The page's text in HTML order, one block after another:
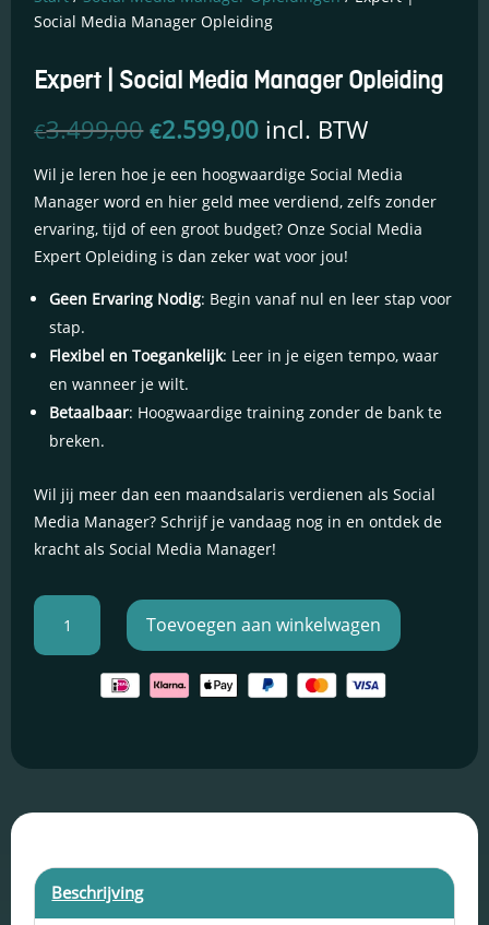
Social Media Manager Opleiding
Expert | Social Media Manager Opleiding
€3.499,00Oorspronkelijke
was:
€3.499,00.
€2.599,00Huidige
is:
€2.599,00.
incl. BTW
Wil je leren hoe je een hoogwaardige Social Media
Manager word en hier geld mee verdiend, zelfs zonder
ervaring, tijd of een groot budget? Onze Social Media
Expert Opleiding is dan zeker wat voor jou!
Geen Ervaring Nodig: Begin vanaf nul en leer stap voor
stap.
Flexibel en Toegankelijk: Leer in je eigen tempo, waar
en wanneer je wilt.
Betaalbaar: Hoogwaardige training zonder de bank te
breken.
Wil jij meer dan een maandsalaris verdienen als Social
Media Manager? Schrijf je vandaag nog in en ontdek de
kracht als Social Media Manager!
Expert
Social
Toevoegen aan winkelwagen
Beschrijving
Essentiële Cookies
Deze cookies maken
kernfunctionaliteiten
mogelijk, zoals
beveiliging,
en netwerkbeheer.
Deze cookies
kunnen niet worden
Schakel
marketingcookies
Deze cookies
worden gebruikt
om de effectiviteit
van advertenties bij
te houden om een
relevantere dienst
Schakel
functionele
cookies in